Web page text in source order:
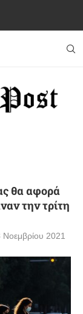
θα αφορά
την τρίτη
Νοεμβρίου 2021